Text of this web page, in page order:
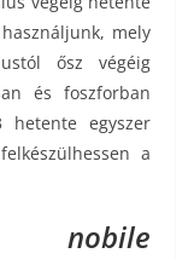
mely
ősz végéig
és foszforban
hetente egyszer
a
nobile